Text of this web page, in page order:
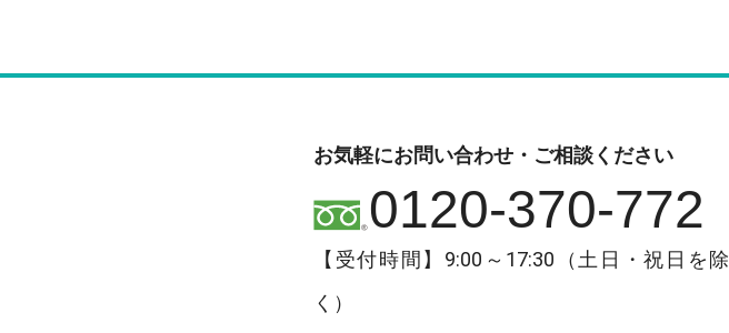
お気軽にお問い合わせ・ご相談ください
0120-370-772
【受付時間】9:00～17:30（土日・祝日を除
く）